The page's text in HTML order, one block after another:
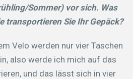
Sommer) vor sich. Was
transportieren Sie Ihr Gepäck?
Velo werden nur vier Taschen
also werde ich mich auf das
und das lässt sich in vier